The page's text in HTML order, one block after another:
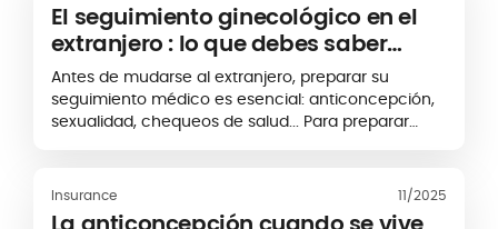
El seguimiento ginecológico en el
extranjero : lo que debes saber
antes de partir
Antes de mudarse al extranjero, preparar su
seguimiento médico es esencial: anticoncepción,
sexualidad, chequeos de salud... Para preparar
partir.
Insurance 11/2025